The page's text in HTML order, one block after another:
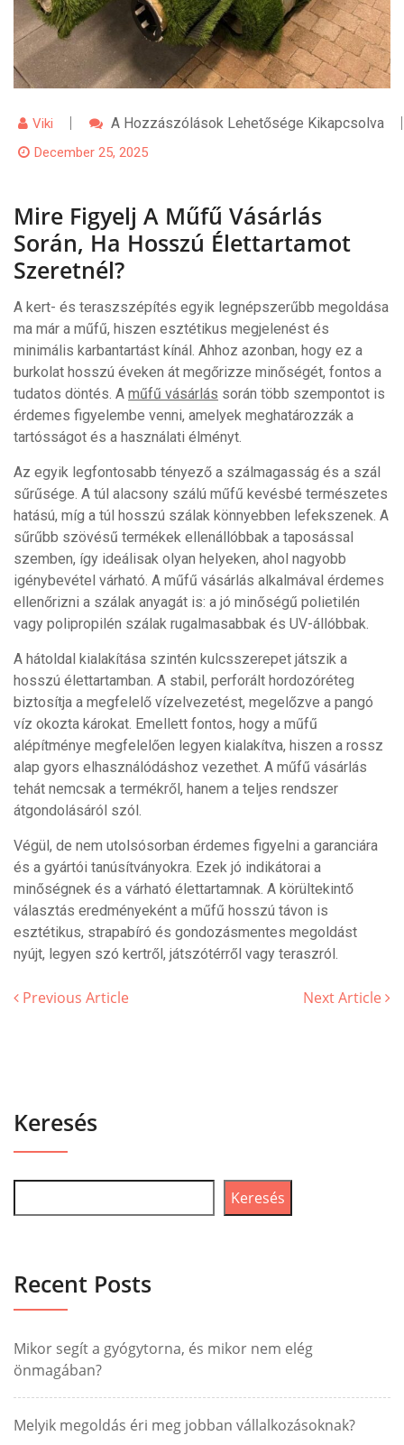
Viki
Mire
A
Ha
Hosszú
Élettartamot
Szeretnél?
Bejegyzéshez
A Hozzászólások Lehetősége Kikapcsolva
December 25, 2025
Mire Figyelj A Műfű Vásárlás
Során, Ha Hosszú Élettartamot
Szeretnél?
A kert- és teraszszépítés egyik legnépszerűbb megoldása
ma már a műfű, hiszen esztétikus megjelenést és
minimális karbantartást kínál. Ahhoz azonban, hogy ez a
burkolat hosszú éveken át megőrizze minőségét, fontos a
tudatos döntés. A műfű vásárlás során több szempontot is
érdemes figyelembe venni, amelyek meghatározzák a
tartósságot és a használati élményt.
Az egyik legfontosabb tényező a szálmagasság és a szál
sűrűsége. A túl alacsony szálú műfű kevésbé természetes
hatású, míg a túl hosszú szálak könnyebben lefekszenek. A
sűrűbb szövésű termékek ellenállóbbak a taposással
szemben, így ideálisak olyan helyeken, ahol nagyobb
igénybevétel várható. A műfű vásárlás alkalmával érdemes
ellenőrizni a szálak anyagát is: a jó minőségű polietilén
vagy polipropilén szálak rugalmasabbak és UV-állóbbak.
A hátoldal kialakítása szintén kulcsszerepet játszik a
hosszú élettartamban. A stabil, perforált hordozóréteg
biztosítja a megfelelő vízelvezetést, megelőzve a pangó
víz okozta károkat. Emellett fontos, hogy a műfű
alépítménye megfelelően legyen kialakítva, hiszen a rossz
alap gyors elhasználódáshoz vezethet. A műfű vásárlás
tehát nemcsak a termékről, hanem a teljes rendszer
átgondolásáról szól.
Végül, de nem utolsósorban érdemes figyelni a garanciára
és a gyártói tanúsítványokra. Ezek jó indikátorai a
minőségnek és a várható élettartamnak. A körültekintő
választás eredményeként a műfű hosszú távon is
esztétikus, strapabíró és gondozásmentes megoldást
nyújt, legyen szó kertről, játszótérről vagy teraszról.
Previous Article Next Article
Keresés
Keresés
Recent Posts
Mikor segít a gyógytorna, és mikor nem elég
önmagában?
Melyik megoldás éri meg jobban vállalkozásoknak?